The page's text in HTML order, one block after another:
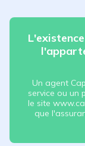
Un agent
service ou un
le site
que